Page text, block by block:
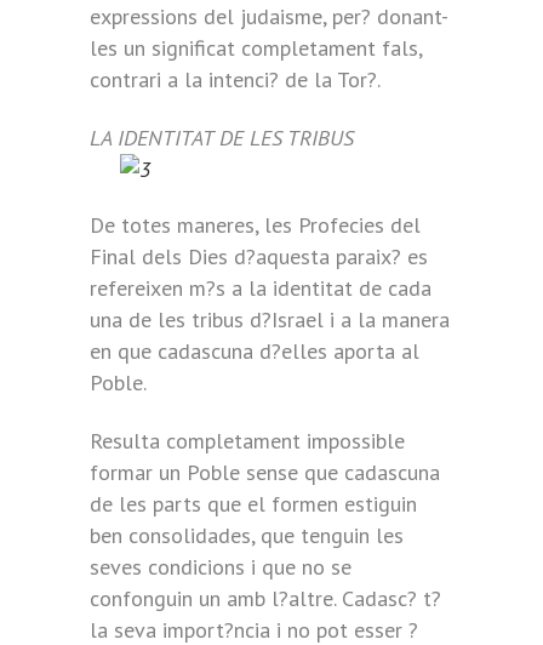
expressions del judaisme, per? donant-
les un significat completament fals,
contrari a la intenci? de la Tor?.
LA IDENTITAT DE LES TRIBUS
De totes maneres, les Profecies del
Final dels Dies d?aquesta paraix? es
refereixen m?s a la identitat de cada
una de les tribus d?Israel i a la manera
en que cadascuna d?elles aporta al
Poble.
Resulta completament impossible
formar un Poble sense que cadascuna
de les parts que el formen estiguin
ben consolidades, que tenguin les
seves condicions i que no se
confonguin un amb l?altre. Cadasc? t?
la seva import?ncia i no pot esser ?